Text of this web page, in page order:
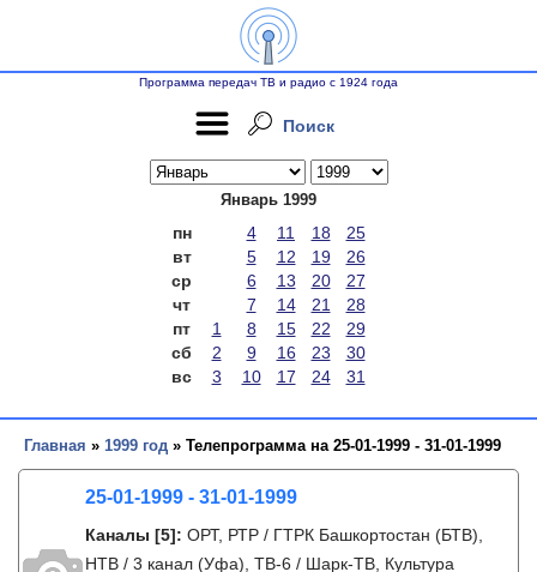
Программа передач ТВ и радио с 1924 года
Поиск
Январь 1999
пн 4 11 18
25
вт
5 12 19
26
ср
6 13 20
27
чт
7 14 21
28
пт
1 8 15 22
29
сб
2 9 16 23
30
вс
3 10 17 24 31
Главная » 1999 год » Телепрограмма на 25-01-1999 - 31-01-1999
25-01-1999 - 31-01-1999
Каналы [5]: ОРТ, РТР / ГТРК Башкортостан (БТВ),
НТВ / 3 канал (Уфа), ТВ-6 / Шарк-ТВ, Культура